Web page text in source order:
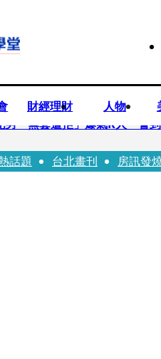
財經理財 人物
男「無套遭拒」爆氣K人 警
Overdose〉一響全場尖叫
話題 台北畫刊 房訊發